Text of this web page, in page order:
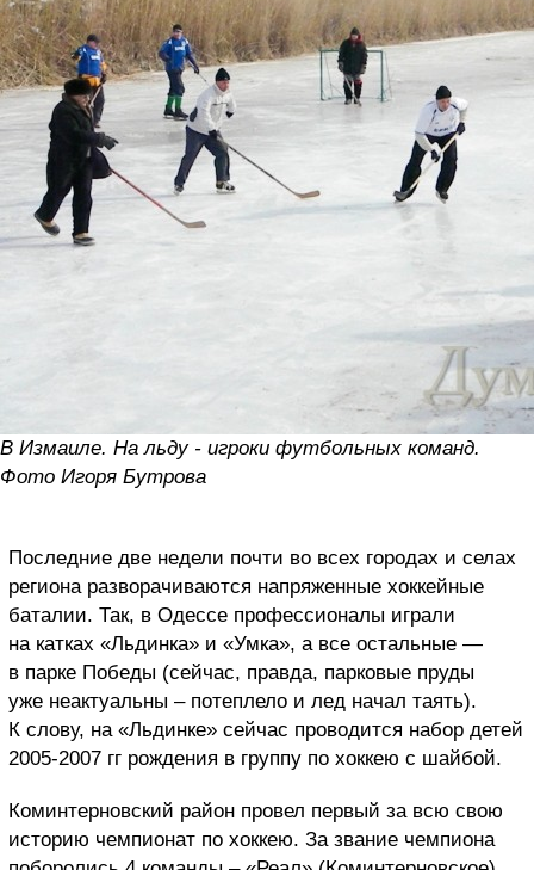
В Измаиле. На льду - игроки футбольных команд.
Фото Игоря Бутрова
Последние две недели почти во всех городах и селах
региона разворачиваются напряженные хоккейные
баталии. Так, в Одессе профессионалы играли
на катках «Льдинка» и «Умка», а все остальные —
в парке Победы (сейчас, правда, парковые пруды
уже неактуальны – потеплело и лед начал таять).
К слову, на «Льдинке» сейчас проводится набор детей
2005-2007 гг рождения в группу по хоккею с шайбой.
Коминтерновский район провел первый за всю свою
историю чемпионат по хоккею. За звание чемпиона